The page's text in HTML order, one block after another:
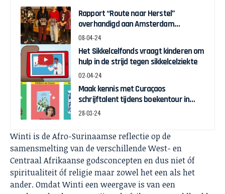
Rapport “Route naar Herstel”
overhandigd aan Amsterdam
Wethouder Touria Meliani
08-04-24
Het Sikkelcelfonds vraagt kinderen om
hulp in de strijd tegen sikkelcelziekte
02-04-24
Maak kennis met Curaçaos
schrijftalent tijdens boekentour in
april
28-03-24
Winti is de Afro-Surinaamse reflectie op de
samensmelting van de verschillende West- en
Centraal Afrikaanse godsconcepten en dus niet óf
spiritualiteit óf religie maar zowel het een als het
ander. Omdat Winti een weergave is van een